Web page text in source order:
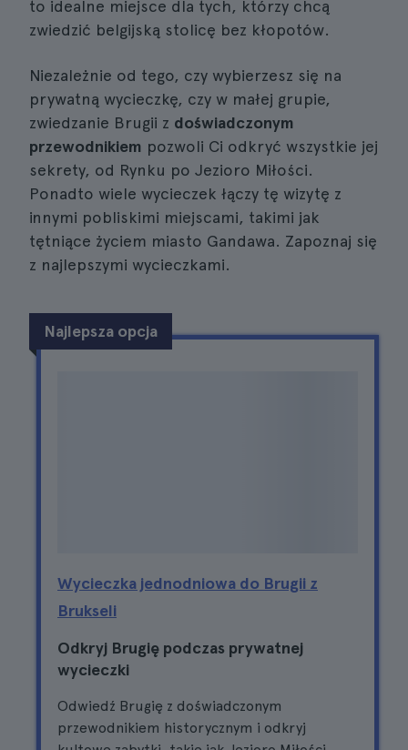
to idealne miejsce dla tych, którzy chcą
zwiedzić belgijską stolicę bez kłopotów.
Niezależnie od tego, czy wybierzesz się na
prywatną wycieczkę, czy w małej grupie,
zwiedzanie Brugii z doświadczonym
przewodnikiem pozwoli Ci odkryć wszystkie jej
sekrety, od Rynku po Jezioro Miłości.
Ponadto wiele wycieczek łączy tę wizytę z
innymi pobliskimi miejscami, takimi jak
tętniące życiem miasto Gandawa. Zapoznaj się
z najlepszymi wycieczkami.
Najlepsza opcja
Wycieczka jednodniowa do Brugii z
Brukseli
Odkryj Brugię podczas prywatnej
wycieczki
Odwiedź Brugię z doświadczonym
przewodnikiem historycznym i odkryj